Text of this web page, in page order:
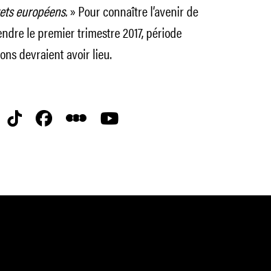
européens.» Pour connaître l’avenir de
le premier trimestre 2017, période
devraient avoir lieu.